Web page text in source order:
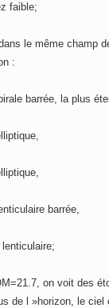
faible;
le même champ
:
barrée, la plus
barrée,
on voit des
de l »horizon, le ciel